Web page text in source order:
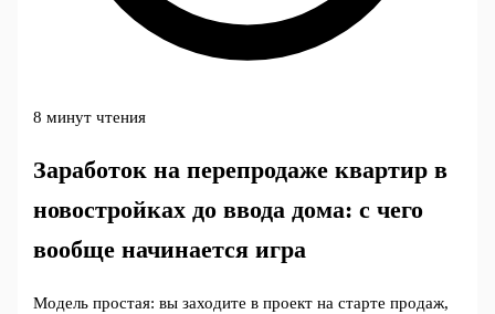
8 минут чтения
Заработок на перепродаже квартир в
новостройках до ввода дома: с чего
вообще начинается игра
Модель простая: вы заходите в проект на старте продаж,